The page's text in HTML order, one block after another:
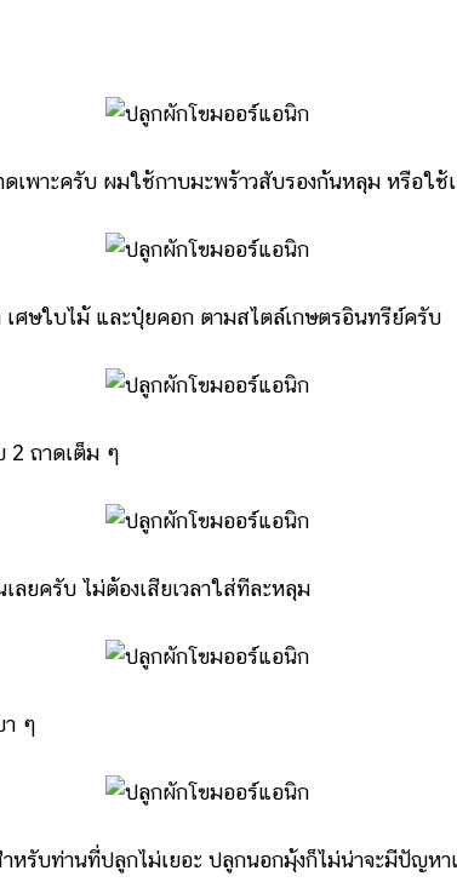
าะครับ ผมใช้กาบมะพร้าวสับรองก้นหลุม หรือใช้
บไม้ และปุ๋ยคอก ตามสไตล์เกษตรอินทรีย์ครับ
ถาดเต็ม ๆ
ครับ ไม่ต้องเสียเวลาใส่ทีละหลุม
ๆ
ท่านที่ปลูกไม่เยอะ ปลูกนอกมุ้งก็ไม่น่าจะมีปัญหาเ